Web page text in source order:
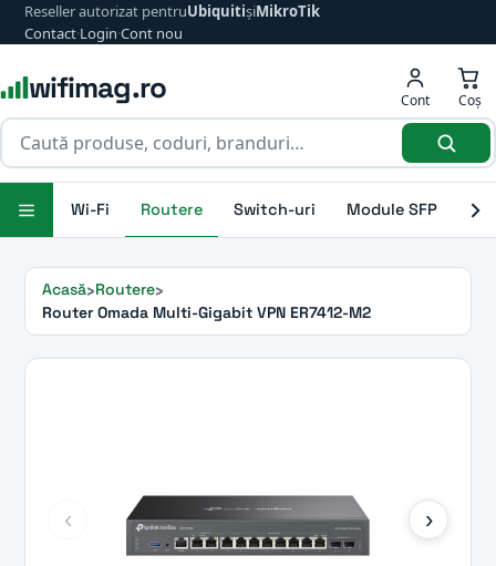
Reseller autorizat pentruUbiquitișiMikroTik
Contact·Login·Cont nou
wifimag.ro Cont Coș
Wi-Fi Routere Switch-uri Module SFP
Acasă Routere
Router Omada Multi-Gigabit VPN ER7412-M2
‹ ›